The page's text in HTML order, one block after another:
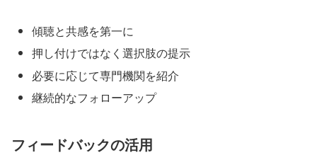
傾聴と共感を第一に
押し付けではなく選択肢の提示
必要に応じて専門機関を紹介
継続的なフォローアップ
フィードバックの活用